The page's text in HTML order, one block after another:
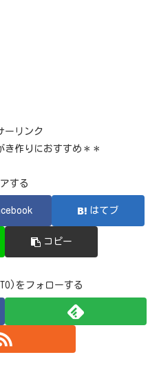
ーリンク
作りにおすすめ＊＊
する
はてブ
コピー
をフォローする